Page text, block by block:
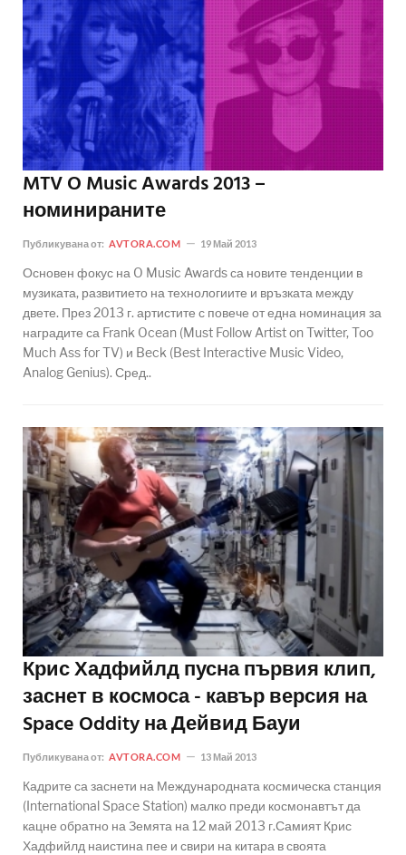
MTV O Music Awards 2013 –
номинираните
Публикувана от: AVTORA.COM 19 Май 2013
Основен фокус на O Music Awards са новите тенденции в
музиката, развитието на технологиите и връзката между
двете. През 2013 г. артистите с повече от една номинация за
наградите са Frank Ocean (Must Follow Artist on Twitter, Too
Much Ass for TV) и Beck (Best Interactive Music Video,
Analog Genius). Сред..
Крис Хадфийлд пусна първия клип,
заснет в космоса - кавър версия на
Space Oddity на Дейвид Бауи
Публикувана от: AVTORA.COM 13 Май 2013
Кадрите са заснети на Международната космическа станция
(International Space Station) малко преди космонавтът да
кацне обратно на Земята на 12 май 2013 г.Самият Крис
Хадфийлд наистина пее и свири на китара в своята